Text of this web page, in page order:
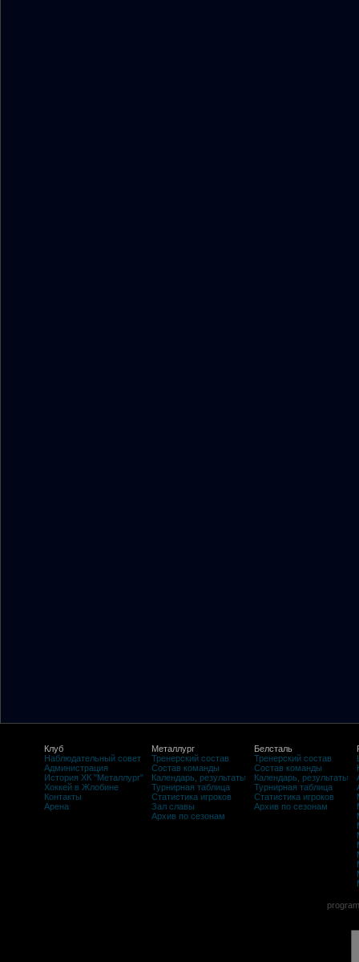
Клуб
Наблюдательный совет
Администрация
История ХК "Металлург"
Хоккей в Жлобине
Контакты
Арена
Металлург
Тренерский состав
Состав команды
Календарь, результаты
Турнирная таблица
Статистика игроков
Зал славы
Архив по сезонам
Белсталь
Тренерский состав
Состав команды
Календарь, результаты
Турнирная таблица
Статистика игроков
Архив по сезонам